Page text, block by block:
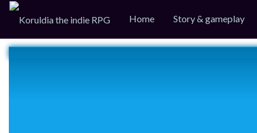
Home Story & gameplay